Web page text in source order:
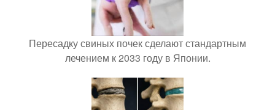
Пересадку свиных почек сделают стандартным
лечением к 2033 году в Японии.